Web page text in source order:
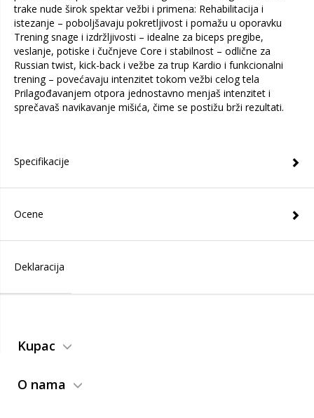
trake nude širok spektar vežbi i primena: Rehabilitacija i
istezanje – poboljšavaju pokretljivost i pomažu u oporavku
Trening snage i izdržljivosti – idealne za biceps pregibe,
veslanje, potiske i čučnjeve Core i stabilnost – odlične za
Russian twist, kick-back i vežbe za trup Kardio i funkcionalni
trening – povećavaju intenzitet tokom vežbi celog tela
Prilagođavanjem otpora jednostavno menjaš intenzitet i
sprečavaš navikavanje mišića, čime se postižu brži rezultati.
Specifikacije
Ocene
Deklaracija
Kupac
O nama